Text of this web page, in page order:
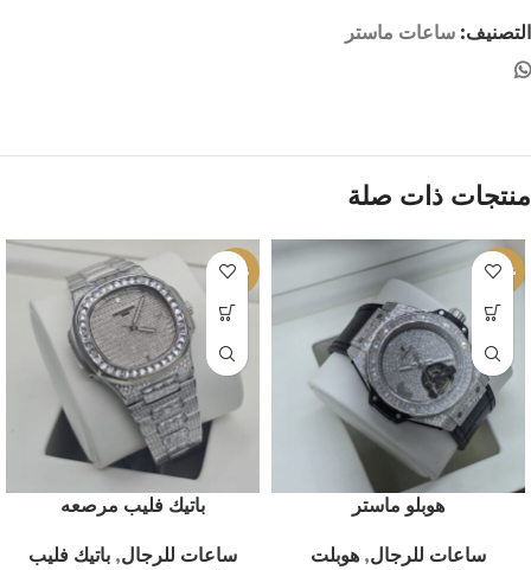
التصنيف: ساعات ماستر
منتجات ذات صلة
-20%
هوبلو ماستر
ساعات للرجال, هوبلت
-13%
باتيك فليب مرصعه
ساعات للرجال, باتيك فليب